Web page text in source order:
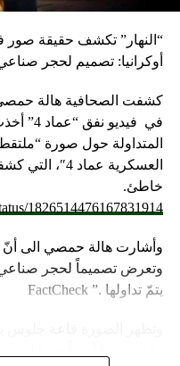
أوكرانيا: تصميم لحجر
كشفت الصحافية هالة حمصي
في فيديو
نفق
المتداولة حول صورة
العسكرية عماد
خاطئ.
1826514476167831914
وأشارت هالة حمصي الى أنّ
وتعرض تصميماً لحجر صناعي
يتمّ تداولها .” FactCheck